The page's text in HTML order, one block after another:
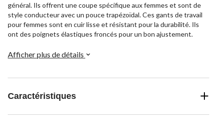
général. Ils offrent une coupe spécifique aux femmes et sont de
style conducteur avec un pouce trapézoïdal. Ces gants de travail
pour femmes sont en cuir lisse et résistant pour la durabilité. Ils
ont des poignets élastiques froncés pour un bon ajustement.
Afficher plus de détails
Caractéristiques